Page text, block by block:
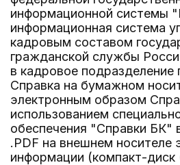
информационной системы
информационная система
кадровым составом
гражданской службы
в кадровое подразделение
Справка на бумажном
электронным образом
использованием
обеспечения "Справки БК"
.PDF на внешнем носителе
информации (компакт-диск